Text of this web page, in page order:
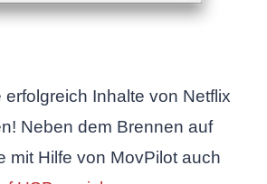
Inhalte von Netflix
Neben dem Brennen auf
mit Hilfe von MovPilot auch